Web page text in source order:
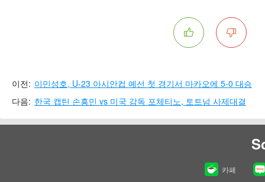
이전: 이민성호, U-23 아시안컵 예선 첫 경기서 마카오에 5-0 대승
다음: 한국 캡틴 손흥민 vs 미국 감독 포체티노, 토트넘 사제대결
카페